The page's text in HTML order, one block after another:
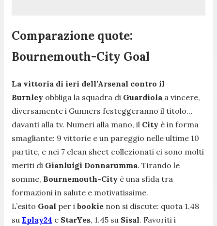
Comparazione quote:
Bournemouth-City Goal
La vittoria di ieri dell’Arsenal contro il
Burnley obbliga la squadra di Guardiola a vincere,
diversamente i Gunners festeggeranno il titolo…
davanti alla tv. Numeri alla mano, il City è in forma
smagliante: 9 vittorie e un pareggio nelle ultime 10
partite, e nei 7 clean sheet collezionati ci sono molti
meriti di Gianluigi Donnarumma. Tirando le
somme, Bournemouth-City è una sfida tra
formazioni in salute e motivatissime.
L’esito Goal per i bookie non si discute: quota 1.48
su Eplay24 e StarYes, 1.45 su Sisal. Favoriti i